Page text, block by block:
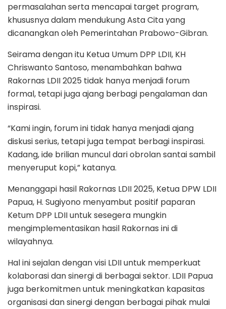
permasalahan serta mencapai target program,
khususnya dalam mendukung Asta Cita yang
dicanangkan oleh Pemerintahan Prabowo-Gibran.
Seirama dengan itu Ketua Umum DPP LDII, KH
Chriswanto Santoso, menambahkan bahwa
Rakornas LDII 2025 tidak hanya menjadi forum
formal, tetapi juga ajang berbagi pengalaman dan
inspirasi.
“Kami ingin, forum ini tidak hanya menjadi ajang
diskusi serius, tetapi juga tempat berbagi inspirasi.
Kadang, ide brilian muncul dari obrolan santai sambil
menyeruput kopi,” katanya.
Menanggapi hasil Rakornas LDII 2025, Ketua DPW LDII
Papua, H. Sugiyono menyambut positif paparan
Ketum DPP LDII untuk sesegera mungkin
mengimplementasikan hasil Rakornas ini di
wilayahnya.
Hal ini sejalan dengan visi LDII untuk memperkuat
kolaborasi dan sinergi di berbagai sektor. LDII Papua
juga berkomitmen untuk meningkatkan kapasitas
organisasi dan sinergi dengan berbagai pihak mulai